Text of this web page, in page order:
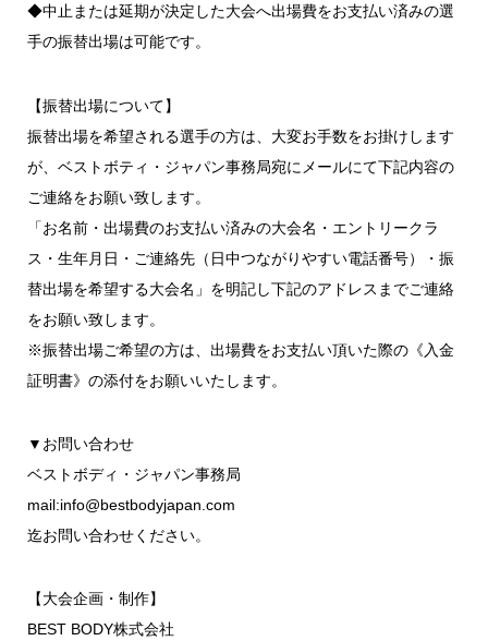
◆中止または延期が決定した大会へ出場費をお支払い済みの選
手の振替出場は可能です。
【振替出場について】
振替出場を希望される選手の方は、大変お手数をお掛けします
が、ベストボティ・ジャパン事務局宛にメールにて下記内容の
ご連絡をお願い致します。
「お名前・出場費のお支払い済みの大会名・エントリークラ
ス・生年月日・ご連絡先（日中つながりやすい電話番号）・振
替出場を希望する大会名」を明記し下記のアドレスまでご連絡
をお願い致します。
※振替出場ご希望の方は、出場費をお支払い頂いた際の《入金
証明書》の添付をお願いいたします。
▼お問い合わせ
ベストボディ・ジャパン事務局
mail:info@bestbodyjapan.com
迄お問い合わせください。
【大会企画・制作】
BEST BODY株式会社